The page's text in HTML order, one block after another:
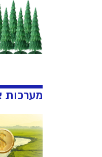
מערכות